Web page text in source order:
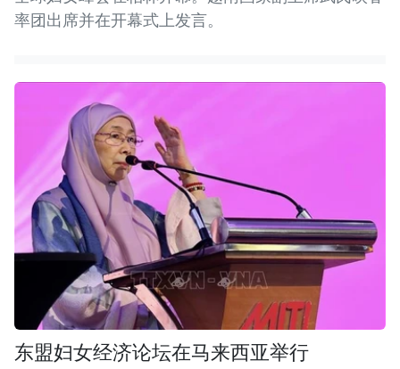
率团出席并在开幕式上发言。
东盟妇女经济论坛在马来西亚举行